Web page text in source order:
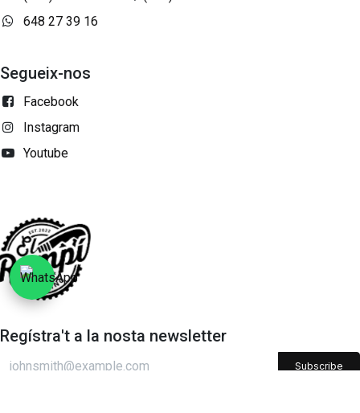
648 27 39 16
Segueix-nos
Facebook
Instagram
Youtube
Regístra't a la nosta newsletter
Subscribe